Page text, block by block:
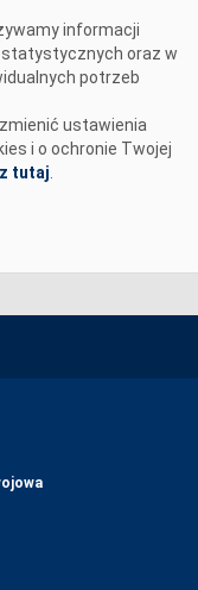
informacji
statystycznych oraz w
potrzeb
ustawienia
i o ochronie Twojej
tutaj